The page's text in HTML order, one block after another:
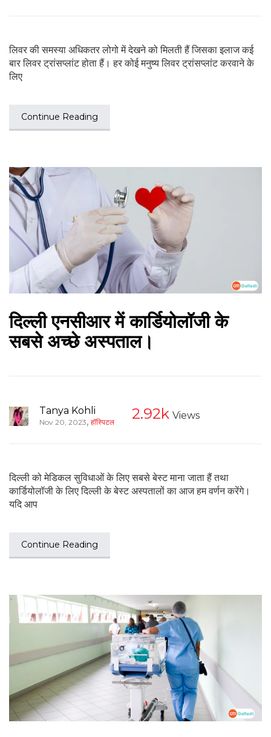
लिवर की समस्या अधिकतर लोगो में देखने को मिलती हैं जिसका इलाज कई
बार लिवर ट्रांसप्लांट होता हैं। हर कोई मनुष्य लिवर ट्रांसप्लांट करवाने के
लिए
Continue Reading
दिल्ली एनसीआर में कार्डियोलॉजी के
सबसे अच्छे अस्पताल।
Tanya Kohli
Nov 20, 2023, हॉस्पिटल 2.92k Views
दिल्ली को मेडिकल सुविधाओं के लिए सबसे बेस्ट माना जाता हैं तथा
कार्डियोलॉजी के लिए दिल्ली के बेस्ट अस्पतालों का आज हम वर्णन करेंगे।
यदि आप
Continue Reading